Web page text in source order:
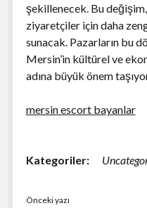
şekillenecek. Bu
ziyaretçiler için daha
sunacak. Pazarların bu
Mersin’in kültürel ve
adına büyük önem
mersin escort bayanlar
Kategoriler:
Önceki yazı